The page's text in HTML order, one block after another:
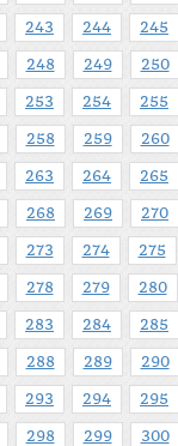
243 244 245
248 249 250
253 254 255
258 259 260
263 264 265
268 269 270
273 274 275
278 279 280
283 284 285
288 289 290
293 294 295
298 299 300